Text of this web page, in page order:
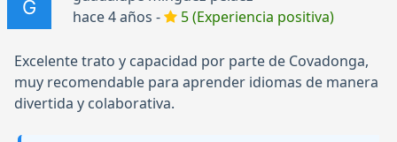
hace 4 años -
5 (Experiencia positiva)
Excelente trato y capacidad por parte de Covadonga,
muy recomendable para aprender idiomas de manera
divertida y colaborativa.